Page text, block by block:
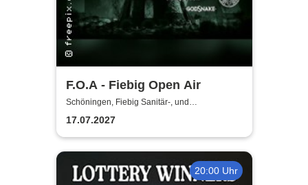
F.O.A - Fiebig Open Air
Schöningen, Fiebig Sanitär-, und
Heizungstechnik
17.07.2027
20:00 Uhr